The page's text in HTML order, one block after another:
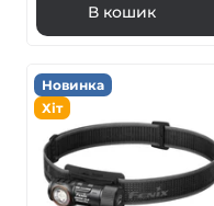
В кошик
Новинка
Хіт